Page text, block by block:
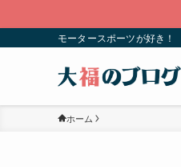
モータースポーツが好き！
ホーム